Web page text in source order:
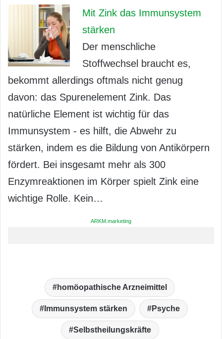
Mit Zink das Immunsystem
stärken
Der menschliche
Stoffwechsel braucht es,
bekommt allerdings oftmals nicht genug
davon: das Spurenelement Zink. Das
natürliche Element ist wichtig für das
Immunsystem - es hilft, die Abwehr zu
stärken, indem es die Bildung von Antikörpern
fördert. Bei insgesamt mehr als 300
Enzymreaktionen im Körper spielt Zink eine
wichtige Rolle. Kein…
ARKM.marketing
homöopathische Arzneimittel
Immunsystem stärken Psyche
Selbstheilungskräfte